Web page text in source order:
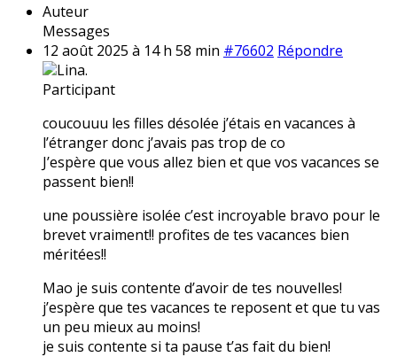
Auteur
Messages
12 août 2025 à 14 h 58 min #76602 Répondre
Lina.
Participant
coucouuu les filles désolée j’étais en vacances à
l’étranger donc j’avais pas trop de co
J’espère que vous allez bien et que vos vacances se
passent bien!!
une poussière isolée c’est incroyable bravo pour le
brevet vraiment!! profites de tes vacances bien
méritées!!
Mao je suis contente d’avoir de tes nouvelles!
j’espère que tes vacances te reposent et que tu vas
un peu mieux au moins!
je suis contente si ta pause t’as fait du bien!